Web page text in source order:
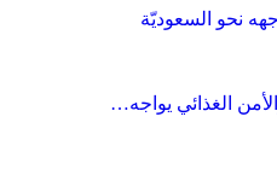
نحو السعوديّة
الغذائي يواجه…